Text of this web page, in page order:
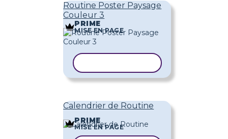
Routine Poster Paysage
Couleur 3
PRIME
MISE EN PAGE
Calendrier de Routine
PRIME
MISE EN PAGE